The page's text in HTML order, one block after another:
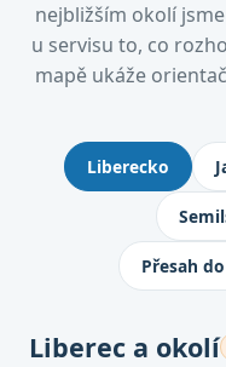
nejbližším okolí
u servisu to, co
mapě ukáže
KdeLiberecko
Přesah
Liberec a okolí